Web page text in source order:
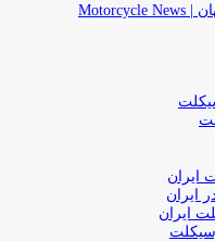
ایران
ایران
ایران